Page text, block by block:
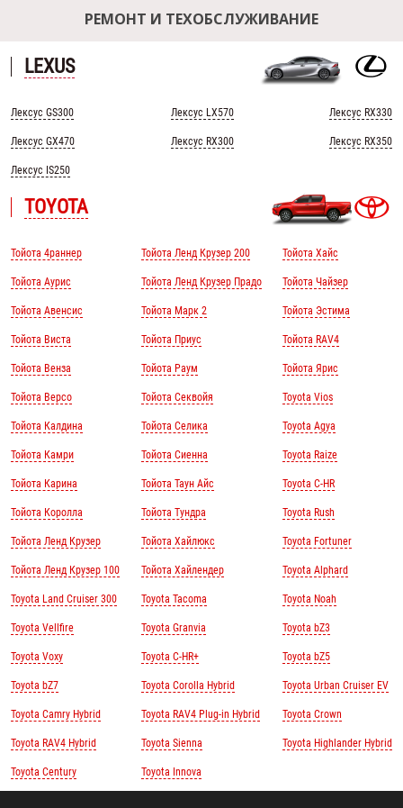
РЕМОНТ И ТЕХОБСЛУЖИВАНИЕ
LEXUS
Лексус GS300
Лексус GX470
Лексус IS250
Лексус LX570
Лексус RX300
Лексус RX330
Лексус RX350
TOYOTA
Тойота 4раннер
Тойота Аурис
Тойота Авенсис
Тойота Виста
Тойота Венза
Тойота Версо
Тойота Калдина
Тойота Камри
Тойота Карина
Тойота Королла
Тойота Ленд Крузер
Тойота Ленд Крузер 100
Toyota Land Cruiser 300
Toyota Vellfire
Toyota Voxy
Toyota bZ7
Toyota Camry Hybrid
Toyota RAV4 Hybrid
Toyota Century
Тойота Ленд Крузер 200
Тойота Ленд Крузер Прадо
Тойота Марк 2
Тойота Приус
Тойота Раум
Тойота Секвойя
Тойота Селика
Тойота Сиенна
Тойота Таун Айс
Тойота Тундра
Тойота Хайлюкс
Тойота Хайлендер
Toyota Tacoma
Toyota Granvia
Toyota C-HR+
Toyota Corolla Hybrid
Toyota RAV4 Plug-in Hybrid
Toyota Sienna
Toyota Innova
Тойота Хайс
Тойота Чайзер
Тойота Эстима
Тойота RAV4
Тойота Ярис
Toyota Vios
Toyota Agya
Toyota Raize
Toyota C-HR
Toyota Rush
Toyota Fortuner
Toyota Alphard
Toyota Noah
Toyota bZ3
Toyota bZ5
Toyota Urban Cruiser EV
Toyota Crown
Toyota Highlander Hybrid